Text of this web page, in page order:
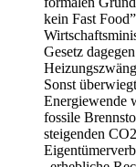
kein Fast
Gesetz
Sonst
Energiewende
fossile
steigenden